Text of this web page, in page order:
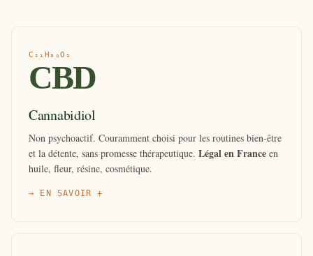
C₂₁H₃₀O₂
CBD
Cannabidiol
Non psychoactif. Couramment choisi pour les routines bien-être
et la détente, sans promesse thérapeutique. Légal en France en
huile, fleur, résine, cosmétique.
→ EN SAVOIR +